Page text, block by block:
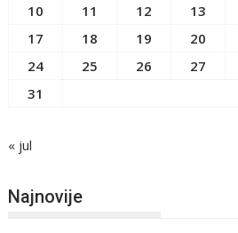
10
11 12 13
17
18 19 20
24
25 26 27
31
« jul
Najnovije